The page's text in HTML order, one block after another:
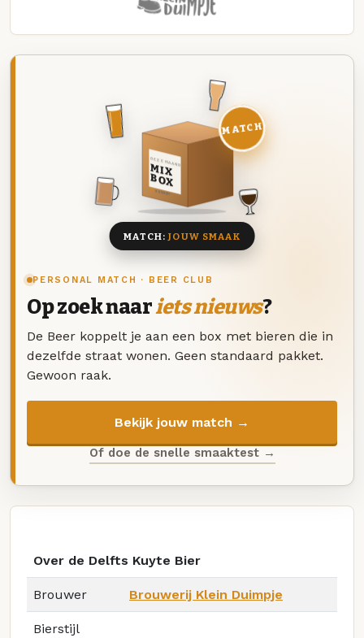
PERSONAL MATCH · BEER CLUB
Op zoek naariets nieuws?
De Beer koppelt je aan een box met bieren die in
dezelfde straat wonen. Geen standaard pakket.
Gewoon raak.
Bekijk jouw match →
Of doe de snelle smaaktest →
DEZE MAAND
MIX
BOX
8 BIEREN
MATCH
MATCH:JOUW SMAAK
Over de Delfts Kuyte Bier
Brouwer Brouwerij Klein Duimpje
Bierstijl